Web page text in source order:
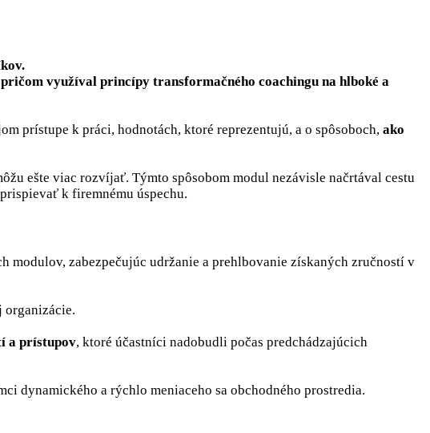
využíval princípy transformačného coachingu na hlboké a
prístupe k práci, hodnotách, ktoré reprezentujú, a o spôsoboch, ako
ešte viac rozvíjať. Týmto spôsobom modul nezávisle načrtával cestu
k firemnému úspechu.
modulov, zabezpečujúc udržanie a prehlbovanie získaných zručností v
organizácie.
a prístupov, ktoré účastníci nadobudli počas predchádzajúcich
dynamického a rýchlo meniaceho sa obchodného prostredia.